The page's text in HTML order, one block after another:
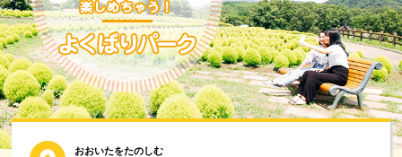
おおいたをたのしむ